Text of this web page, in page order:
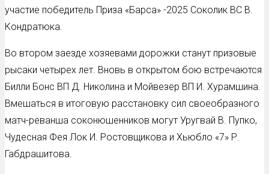
участие победитель Приза «Барса» -2025 Соколик ВС В.
Кондратюка.
Во втором заезде хозяевами дорожки станут призовые
рысаки четырех лет. Вновь в открытом бою встречаются
Билли Бонс ВП Д. Николина и Мойвезер ВП И. Хурамшина.
Вмешаться в итоговую расстановку сил своеобразного
матч-реванша соконюшенников могут Уругвай В. Пупко,
Чудесная Фея Лок И. Ростовщикова и Хьюбло «7» Р.
Габдрашитова.